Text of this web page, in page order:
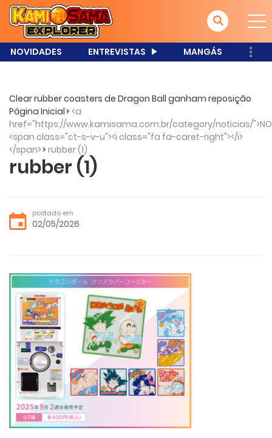
NOVIDADES ENTREVISTAS MANGÁS
Clear rubber coasters de Dragon Ball ganham reposição
Página Inicial <a
href="https://www.kamisama.com.br/category/noticias/
<span class="ct-s-v-u"><i class="fa fa-caret-right"></i>
</span> rubber (1)
rubber (1)
postado em
02/05/2026